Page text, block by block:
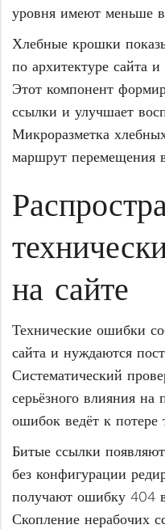
уровня имеют меньше
Хлебные крошки
по архитектуре сайта
Этот компонент
ссылки и улучшает
Микроразметка
маршрут перемещения
на сайте
Технические ошибки
сайта и нуждаются
Систематический
серьёзного влияния
ошибок ведёт к потере
Битые ссылки
без конфигурации
получают ошибку 404
Скопление нерабочих